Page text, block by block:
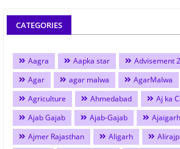
CATEGORIES
Aagra Aapka star
Advisement
Agar
agar malwa AgarMalwa
Agriculture
Ahmedabad
Aj ka
Ajab Gajab
Ajab-Gajab Ajaigarh
Ajmer Rajasthan
Aligarh